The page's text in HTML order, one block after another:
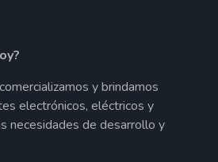
y brindamos
electrónicos, eléctricos y
necesidades de desarrollo y